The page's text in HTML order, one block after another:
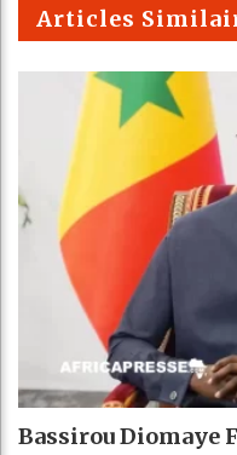
Articles
Bassirou Diomaye